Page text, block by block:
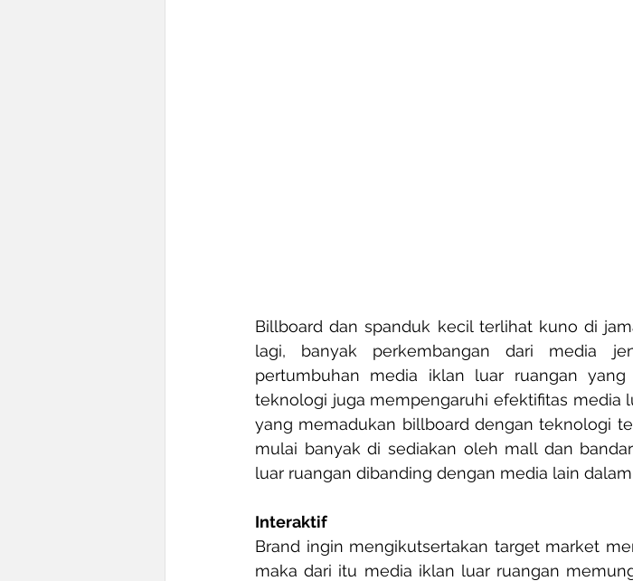
Billboard dan spanduk kecil terlihat kuno di
lagi, banyak perkembangan dari media
pertumbuhan media iklan luar ruangan yang
teknologi juga mempengaruhi efektifitas media
yang memadukan billboard dengan teknologi
mulai banyak di sediakan oleh mall dan
luar ruangan dibanding dengan media lain
Interaktif
Brand ingin mengikutsertakan target market
maka dari itu media iklan luar ruangan